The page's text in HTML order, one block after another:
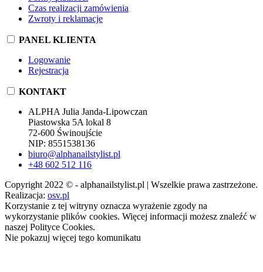
Czas realizacji zamówienia
Zwroty i reklamacje
PANEL KLIENTA
Logowanie
Rejestracja
KONTAKT
ALPHA Julia Janda-Lipowczan
Piastowska 5A lokal 8
72-600 Świnoujście
NIP: 8551538136
biuro@alphanailstylist.pl
+48 602 512 116
Copyright 2022 © - alphanailstylist.pl | Wszelkie prawa zastrzeżone.
Realizacja: osv.pl
Korzystanie z tej witryny oznacza wyrażenie zgody na
wykorzystanie plików cookies. Więcej informacji możesz znaleźć w
naszej Polityce Cookies.
Nie pokazuj więcej tego komunikatu